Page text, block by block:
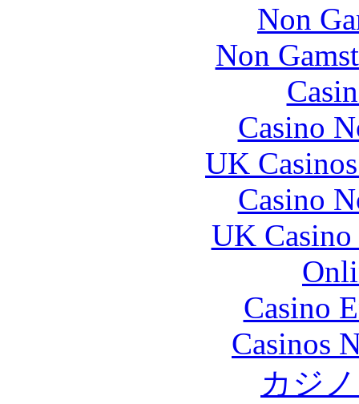
Non
Non
Casino
UK
Casino
UK
Casino
Casinos
カジ